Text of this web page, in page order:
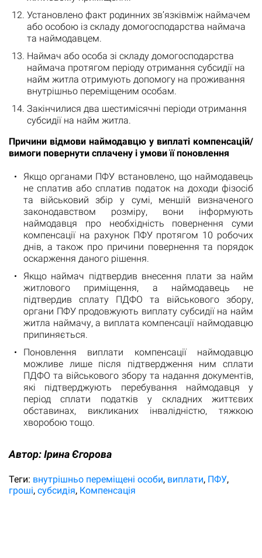
Установлено факт родинних зв’язківміж наймачем
або особою із складу домогосподарства наймача
та наймодавцем.
Наймач або особа зі складу домогосподарства
наймача протягом періоду отримання субсидії на
найм житла отримують допомогу на проживання
внутрішньо переміщеним особам.
Закінчилися два шестимісячні періоди отримання
субсидії на найм житла.
Причини відмови наймодавцю у виплаті компенсацій/
вимоги повернути сплачену і умови її поновлення
Якщо органами ПФУ встановлено, що наймодавець
не сплатив або сплатив податок на доходи фізосіб
та військовий збір у сумі, меншій визначеного
законодавством розміру, вони інформують
наймодавця про необхідність повернення суми
компенсації на рахунок ПФУ протягом 10 робочих
днів, а також про причини повернення та порядок
оскарження даного рішення.
Якщо наймач підтвердив внесення плати за найм
житлового приміщення, а наймодавець не
підтвердив сплату ПДФО та військового збору,
органи ПФУ продовжують виплату субсидії на найм
житла наймачу, а виплата компенсації наймодавцю
припиняється.
Поновлення виплати компенсації наймодавцю
можливе лише після підтвердження ним сплати
ПДФО та військового збору та надання документів,
які підтверджують перебування наймодавця у
період сплати податків у складних життєвих
обставинах, викликаних інвалідністю, тяжкою
хворобою тощо.
Автор:Ірина Єгорова
Теги: внутрішньо переміщені особи виплати ПФУ
гроші субсидія Компенсація